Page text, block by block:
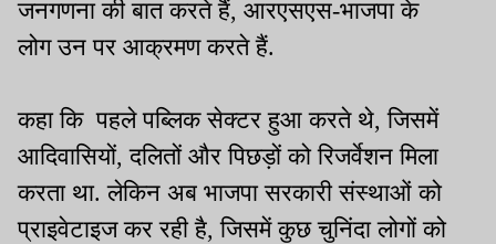
जनगणना की बात करते हैं, आरएसएस-भाजपा के
लोग उन पर आक्रमण करते हैं.
कहा कि पहले पब्लिक सेक्टर हुआ करते थे, जिसमें
आदिवासियों, दलितों और पिछड़ों को रिजर्वेशन मिला
करता था. लेकिन अब भाजपा सरकारी संस्थाओं को
प्राइवेटाइज कर रही है, जिसमें कुछ चुनिंदा लोगों को